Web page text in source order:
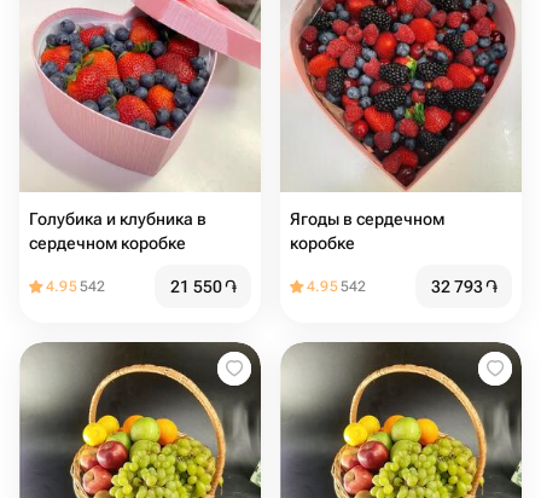
Голубика и клубника в
сердечном коробке
4.95542 21 550֏
Ягоды в сердечном
коробке
4.95542 32 793֏